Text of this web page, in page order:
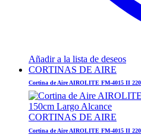
Añadir a la lista de deseos
CORTINAS DE AIRE
Cortina de Aire AIROLITE FM-4015 II
CORTINAS DE AIRE
Cortina de Aire AIROLITE FM-4015 II